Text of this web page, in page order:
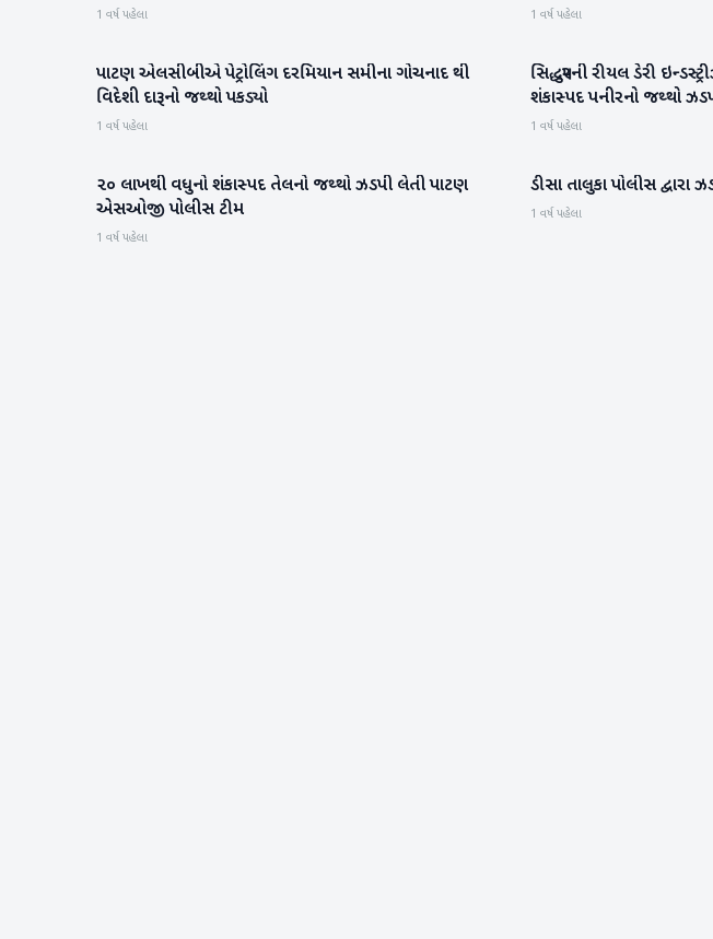
1 વર્ષ પહેલા 1 વર્ષ પહેલા
પાટણ
પાટણ એલસીબીએ પેટ્રોલિંગ દરમિયાન સમીના ગોચનાદ થી
વિદેશી દારૂનો જથ્થો પકડ્યો
1 વર્ષ પહેલા
પાટણ
સિદ્ધપુરની રીયલ ડેરી
શંકાસ્પદ પનીરનો જથ્થો
1 વર્ષ પહેલા
પાટણ
૨૦ લાખથી વધુનો શંકાસ્પદ તેલનો જથ્થો ઝડપી લેતી પાટણ
એસઓજી પોલીસ ટીમ
1 વર્ષ પહેલા
બનાસકાંઠા
ડીસા તાલુકા પોલીસ દ્વારા
1 વર્ષ પહેલા